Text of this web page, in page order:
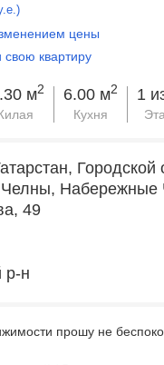
цены
свою квартиру
м2 6.00 м2
Кухня
1
Городской
Набережные
49
р-н
прошу не